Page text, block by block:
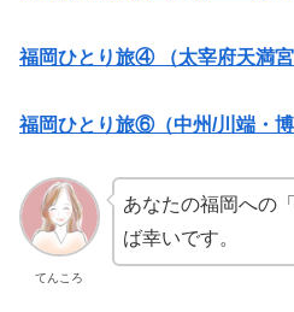
福岡ひとり旅④ （太宰府天満宮
福岡ひとり旅⑥（中州/川端・博
てんころ
あなたの福岡への
ば幸いです。